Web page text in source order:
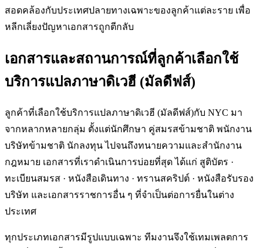
สอดคล้องกับประเทศปลายทางเฉพาะของลูกค้าแต่ละราย เพื่อ
หลีกเลี่ยงปัญหาเอกสารถูกตีกลับ
เอกสารและสถานการณ์ที่ลูกค้าเลือกใช้
บริการแปลภาษาดิเวฮี (มัลดีฟส์)
ลูกค้าที่เลือกใช้บริการแปลภาษาดิเวฮี (มัลดีฟส์)กับ NYC มา
จากหลากหลายกลุ่ม ตั้งแต่นักศึกษา คู่สมรสข้ามชาติ พนักงาน
บริษัทข้ามชาติ นักลงทุน ไปจนถึงทนายความและสำนักงาน
กฎหมาย เอกสารที่เราดำเนินการบ่อยที่สุด ได้แก่ สูติบัตร ·
ทะเบียนสมรส · หนังสือเดินทาง · ทรานสคริปต์ · หนังสือรับรอง
บริษัท และเอกสารราชการอื่น ๆ ที่จำเป็นต่อการยื่นในต่าง
ประเทศ
ทุกประเภทเอกสารมีรูปแบบเฉพาะ ทีมงานจึงใช้เทมเพลตการ